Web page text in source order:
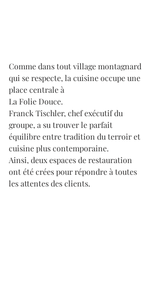
Comme dans tout village montagnard
qui se respecte, la cuisine occupe une
place centrale à
La Folie Douce.
Franck Tischler, chef exécutif du
groupe, a su trouver le parfait
équilibre entre tradition du terroir et
cuisine plus contemporaine.
Ainsi, deux espaces de restauration
ont été crées pour répondre à toutes
les attentes des clients.